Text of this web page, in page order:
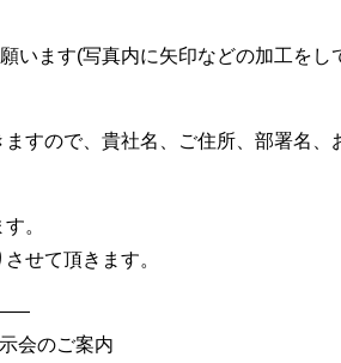
います(写真内に矢印などの加工をし
すので、貴社名、ご住所、部署名、
。
せて頂きます。
会のご案内